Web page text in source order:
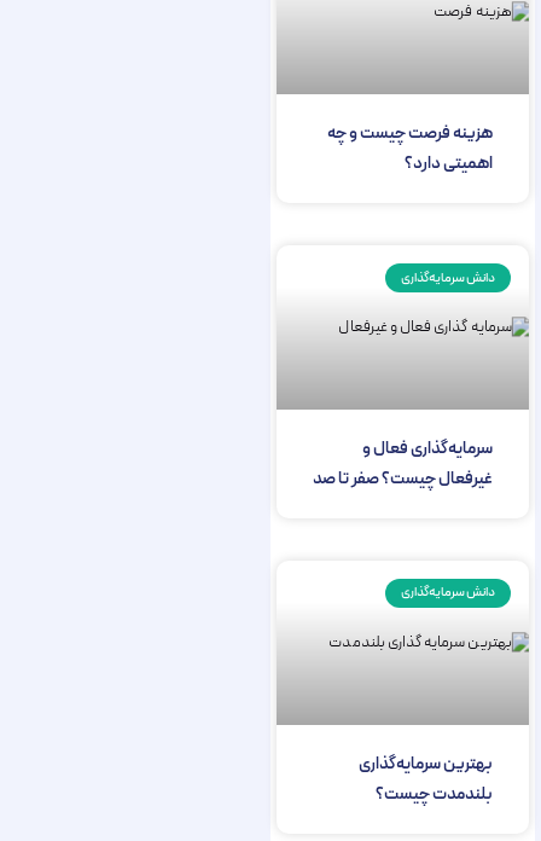
هزینه فرصت چیست و چه
اهمیتی دارد؟
دانش سرمایه‌گذاری
سرمایه‌گذاری فعال و
غیرفعال چیست؟ صفر تا صد
دانش سرمایه‌گذاری
بهترین سرمایه‌گذاری
بلند‎‌مدت چیست؟